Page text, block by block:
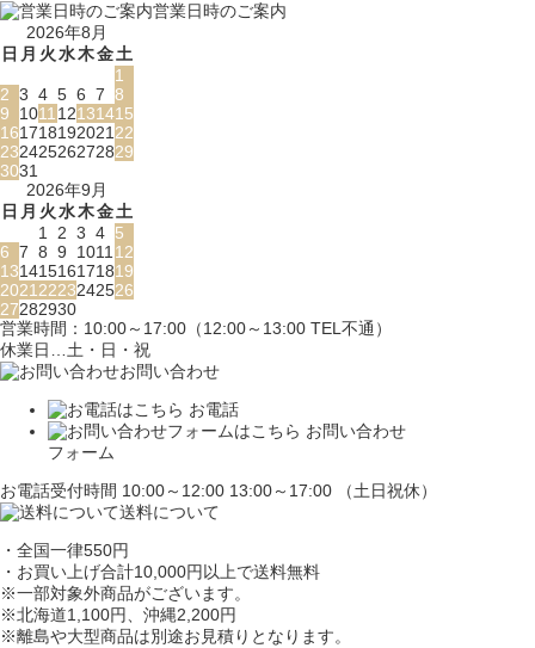
営業日時のご案内
2026年8月
日 月 火水木金土
1
2 3 4 5 6 7 8
9
101112131415
16171819202122
23242526272829
3031
2026年9月
日 月 火水木金土
1 2 3 4 5
6 7 8 9 101112
13141516171819
20212223242526
27282930
営業時間：10:00～17:00（12:00～13:00 TEL不通）
休業日…土・日・祝
お問い合わせ
お電話
お問い合わせ
フォーム
お電話受付時間 10:00～12:00 13:00～17:00 （土日祝休）
送料について
・全国一律550円
・お買い上げ合計10,000円 以上で送料無料
※一部対象外商品がございます。
※北海道1,100円、沖縄2,200円
※離島や大型商品は別途お見積りとなります。